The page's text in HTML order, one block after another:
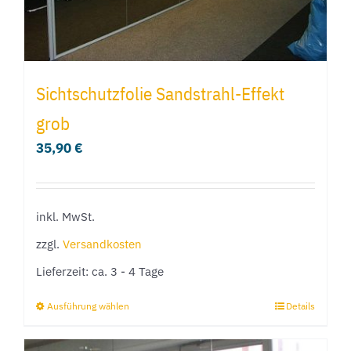
gewählt
werden
Sichtschutzfolie Sandstrahl-Effekt
grob
35,90€
inkl. MwSt.
zzgl. Versandkosten
Lieferzeit: ca. 3 - 4 Tage
Ausführung wählen Details